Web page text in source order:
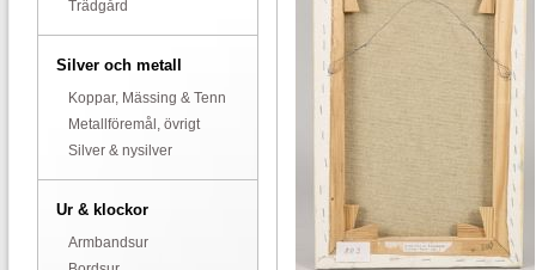
Trädgård
Silver och metall
Koppar, Mässing & Tenn
Metallföremål, övrigt
Silver & nysilver
Ur & klockor
Armbandsur